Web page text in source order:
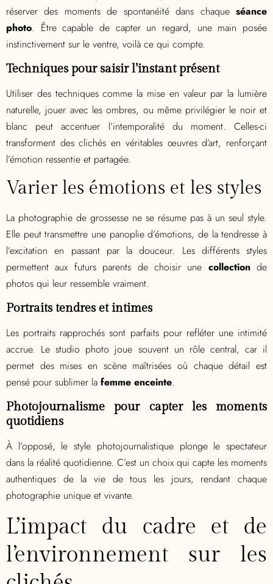
réserver des moments de spontanéité dans chaque séance
photo. Être capable de capter un regard, une main posée
instinctivement sur le ventre, voilà ce qui compte.
Techniques pour saisir l’instant présent
Utiliser des techniques comme la mise en valeur par la lumière
naturelle, jouer avec les ombres, ou même privilégier le noir et
blanc peut accentuer l’intemporalité du moment. Celles-ci
transforment des clichés en véritables œuvres d’art, renforçant
l’émotion ressentie et partagée.
Varier les émotions et les styles
La photographie de grossesse ne se résume pas à un seul style.
Elle peut transmettre une panoplie d’émotions, de la tendresse à
l’excitation en passant par la douceur. Les différents styles
permettent aux futurs parents de choisir une collectionde
photos qui leur ressemble vraiment.
Portraits tendres et intimes
Les portraits rapprochés sont parfaits pour refléter une intimité
accrue. Le studio photo joue souvent un rôle central, car il
permet des mises en scène maîtrisées où chaque détail est
pensé pour sublimer la femme enceinte.
Photojournalisme pour capter les moments
quotidiens
À l’opposé, le style photojournalistique plonge le spectateur
dans la réalité quotidienne. C’est un choix qui capte les moments
authentiques de la vie de tous les jours, rendant chaque
photographie unique et vivante.
L’impact du cadre et de
l’environnement sur les